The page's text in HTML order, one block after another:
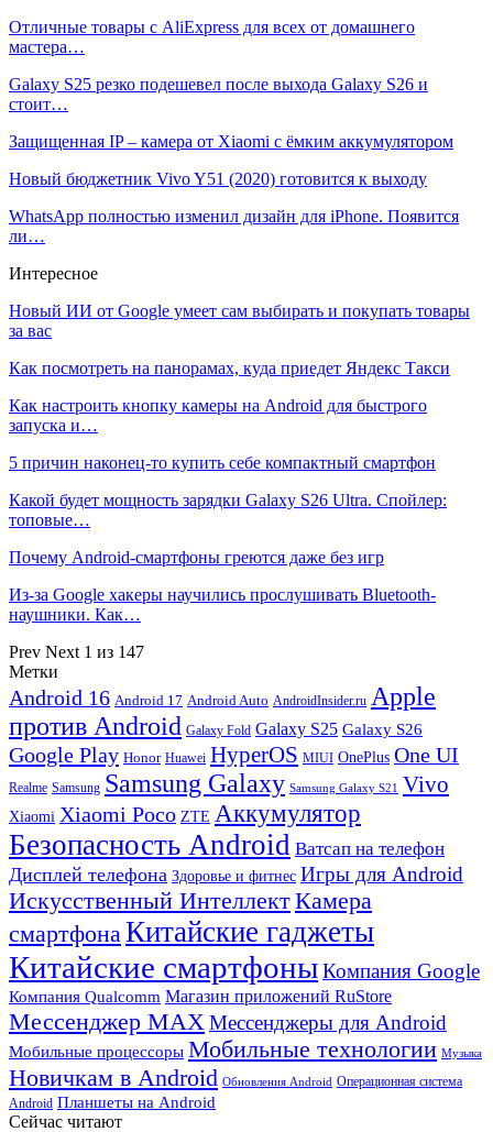
Отличные товары с AliExpress для всех от домашнего
мастера…
Galaxy S25 резко подешевел после выхода Galaxy S26 и
стоит…
Защищенная IP – камера от Xiaomi с ёмким аккумулятором
Новый бюджетник Vivo Y51 (2020) готовится к выходу
WhatsApp полностью изменил дизайн для iPhone. Появится
ли…
Интересное
Новый ИИ от Google умеет сам выбирать и покупать товары
за вас
Как посмотреть на панорамах, куда приедет Яндекс Такси
Как настроить кнопку камеры на Android для быстрого
запуска и…
5 причин наконец-то купить себе компактный смартфон
Какой будет мощность зарядки Galaxy S26 Ultra. Спойлер:
топовые…
Почему Android-смартфоны греются даже без игр
Из-за Google хакеры научились прослушивать Bluetooth-
наушники. Как…
Prev Next 1 из 147
Метки
Android 16 Android 17 Android Auto AndroidInsider.ru Apple
против Android Galaxy Fold Galaxy S25 Galaxy S26
Google Play Honor Huawei HyperOS MIUI OnePlus One UI
Realme Samsung Samsung Galaxy Samsung Galaxy S21 Vivo
Xiaomi Xiaomi Poco ZTE Аккумулятор
Безопасность Android Ватсап на телефон
Дисплей телефона Здоровье и фитнес Игры для Android
Искусственный ИнтеллектКамера
смартфона Китайские гаджеты
Китайские смартфоныКомпания Google
Компания Qualcomm Магазин приложений RuStore
Мессенджер MAX Мессенджеры для Android
Мобильные процессоры Мобильные технологии Музыка
Новичкам в Android Обновления Android Операционная система
Android Планшеты на Android
Сейчас читают